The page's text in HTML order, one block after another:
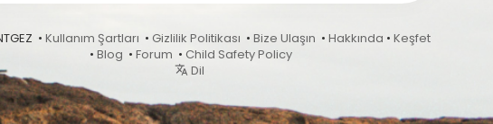
• Kullanım Şartları • Gizlilik Politikası • Bize Ulaşın • Hakkında • Keşfet
• Blog • Forum • Child Safety Policy
Dil